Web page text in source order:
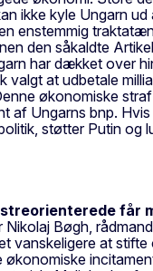
ikke kyle Ungarn
enstemmig
den såkaldte
har dækket over
valgt at udbetale
økonomiske
af Ungarns bnp.
støtter Putin og
Bøgh,
vanskeligere at